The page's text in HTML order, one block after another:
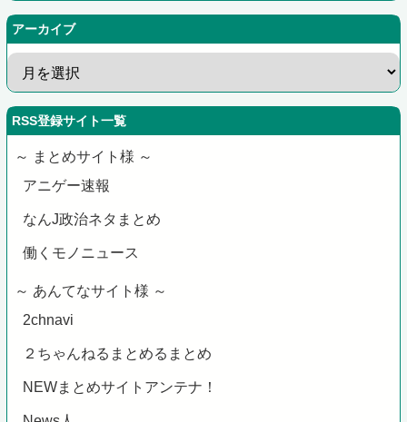
アーカイブ
RSS登録サイト一覧
～ まとめサイト様 ～
アニゲー速報
なんJ政治ネタまとめ
働くモノニュース
～ あんてなサイト様 ～
2chnavi
２ちゃんねるまとめるまとめ
NEWまとめサイトアンテナ！